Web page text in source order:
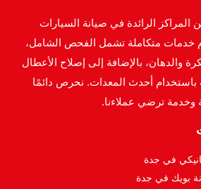
المراكز الرائدة في صيانة السيارات
خدمات متكاملة تشمل الفحص الشامل،
والدهان، بالإضافة إلى إصلاح الأعطال
باستخدام أحدث المعدات. نحرص دائمًا
وخدمة ترضي عملاءنا.
في جدة
بويك في جدة